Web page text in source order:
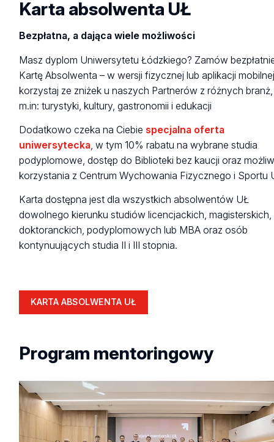
Zakładając konto wPortalu Rozwoju Kariery UŁ
publikacji oferty praktyk, stażu lub pracy. Dowiedz się
Targach Pracy. Zgłoś swoją firmę do naszych wydarzeń
dziś!
Dowiedz się więcej tutaj.
z zasobów BUŁ, rabaty na kursy językowe i książki
Wydawnictwa UŁ.
Udział w projekcie Karty Absolwenta jest bezpłatny.
Poznajszczegóły dotyczące Karty Absolwentai
się z nami: wspolpraca@uni.lodz.pl.
Dowiedz się więcejtutaj.
Pracy, Ideathon.
Dołącz do naszej misji rozwijania wiedzy - przekaż
nami: wspolpraca@uni.lodz.pl.
Dowiedz się więcejtutaj.
Karta absolwenta UŁ
Bezpłatna, a dająca wiele możliwości
Masz dyplom Uniwersytetu Łódzkiego? Zamów
Kartę Absolwenta – w wersji fizycznej lub aplikacji
korzystaj ze zniżek u naszych Partnerów z różnych branż,
m.in: turystyki, kultury, gastronomii i edukacji
Dodatkowo czeka na Ciebie specjalna oferta
uniwersytecka, w tym 10% rabatu na wybrane studia
podyplomowe, dostęp do Biblioteki bez kaucji oraz
korzystania z Centrum Wychowania Fizycznego i Sportu
Karta dostępna jest dla wszystkich absolwentów UŁ
dowolnego kierunku studiów licencjackich, magisterskich,
doktoranckich, podyplomowych lub MBA oraz osób
kontynuujących studia II i III stopnia.
KARTA ABSOLWENTA UŁ
Program mentoringowy